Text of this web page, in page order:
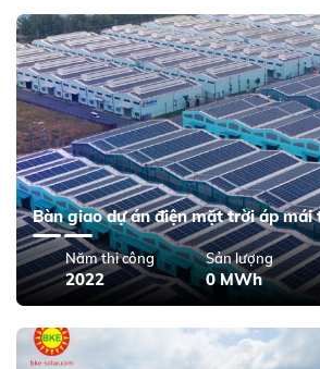
Bàn giao dự án điện mặt trời áp mái
Năm thi công
2022
Sản lượng
0 MWh